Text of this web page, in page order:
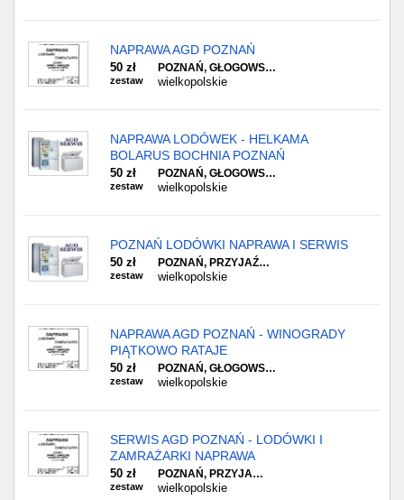
NAPRAWA AGD POZNAŃ
50 zł
zestaw
POZNAŃ, GŁOGOWS…
wielkopolskie
NAPRAWA LODÓWEK - HELKAMA
BOLARUS BOCHNIA POZNAŃ
50 zł
zestaw
POZNAŃ, GŁOGOWS…
wielkopolskie
POZNAŃ LODÓWKI NAPRAWA I SERWIS
50 zł
zestaw
POZNAŃ, PRZYJAŹ…
wielkopolskie
NAPRAWA AGD POZNAŃ - WINOGRADY
PIĄTKOWO RATAJE
50 zł
zestaw
POZNAŃ, GŁOGOWS…
wielkopolskie
SERWIS AGD POZNAŃ - LODÓWKI I
ZAMRAŻARKI NAPRAWA
50 zł
zestaw
POZNAŃ, PRZYJA…
wielkopolskie